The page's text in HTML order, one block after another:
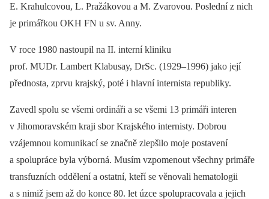
E. Krahulcovou, L. Pražákovou a M. Zvarovou. Poslední z nich
je primářkou OKH FN u sv. Anny.
V roce 1980 nastoupil na II. interní kliniku
prof. MUDr. Lambert Klabusay, DrSc. (1929–1996) jako její
přednosta, zprvu krajský, poté i hlavní internista republiky.
Zavedl spolu se všemi ordináři a se všemi 13 primáři interen
v Jihomoravském kraji sbor Krajského internisty. Dobrou
vzájemnou komunikací se značně zlepšilo moje postavení
a spolupráce byla výborná. Musím vzpomenout všechny primáře
transfuzních oddělení a ostatní, kteří se věnovali hematologii
a s nimiž jsem až do konce 80. let úzce spolupracovala a jejich